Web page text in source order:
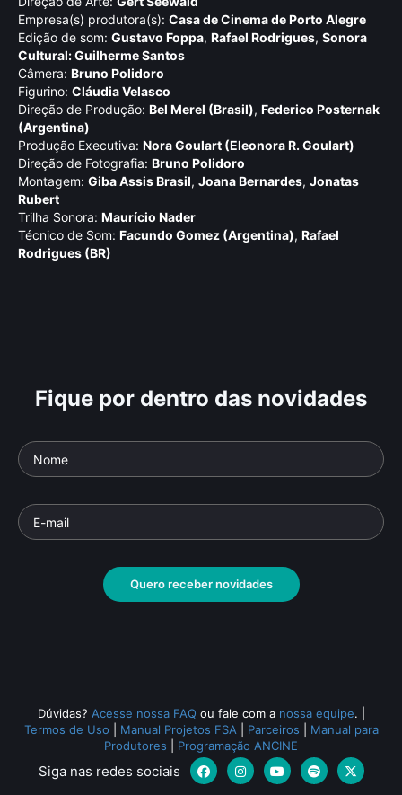
Empresa(s) produtora(s): Casa de Cinema de Porto Alegre
Edição de som: Gustavo Foppa, Rafael Rodrigues, Sonora
Cultural: Guilherme Santos
Câmera: Bruno Polidoro
Figurino: Cláudia Velasco
Direção de Produção: Bel Merel (Brasil), Federico Posternak
(Argentina)
Produção Executiva: Nora Goulart (Eleonora R. Goulart)
Direção de Fotografia: Bruno Polidoro
Montagem: Giba Assis Brasil, Joana Bernardes, Jonatas
Rubert
Trilha Sonora: Maurí­cio Nader
Técnico de Som: Facundo Gomez (Argentina), Rafael
Rodrigues (BR)
Fique por dentro das novidades
Quero receber novidades
Dúvidas? Acesse nossa FAQ ou fale com a nossa equipe.
Termos de Uso
Manual Projetos FSA Parceiros
Manual para
Produtores
Programação ANCINE
Siga nas redes sociais